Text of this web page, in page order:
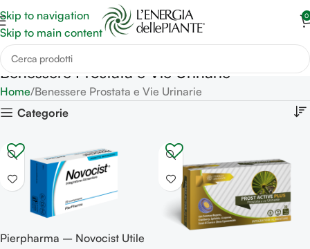
Skip to navigation
Skip to main content
0
Benessere Prostata e Vie Urinarie
Home Benessere Prostata e Vie Urinarie
Categorie
Pierpharma – Novocist Utile